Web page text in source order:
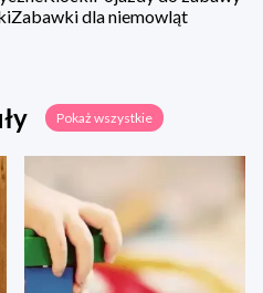
Zabawki dla niemowląt
Pokaż wszystkie